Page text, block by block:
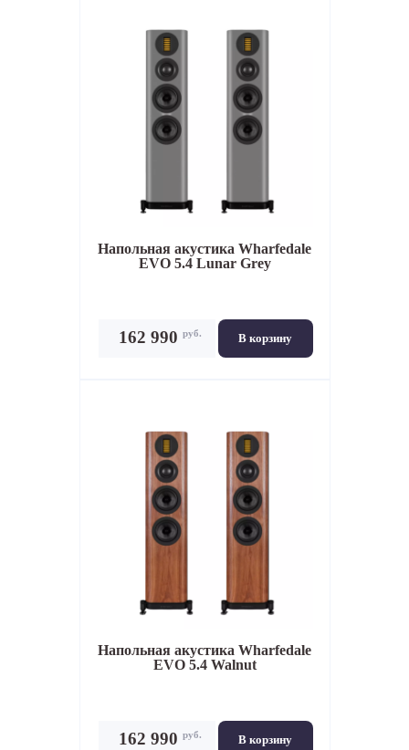
Напольная акустика Wharfedale
EVO 5.4 Lunar Grey
В корзину
162 990 руб.
Напольная акустика Wharfedale
EVO 5.4 Walnut
В корзину
162 990 руб.